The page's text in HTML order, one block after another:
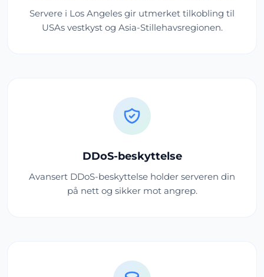
Servere i Los Angeles gir utmerket tilkobling til
USAs vestkyst og Asia-Stillehavsregionen.
DDoS-beskyttelse
Avansert DDoS-beskyttelse holder serveren din
på nett og sikker mot angrep.